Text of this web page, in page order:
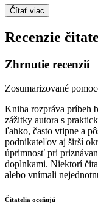
Čítať viac
Recenzie
Zhrnutie recenzií
Zosumarizované
Kniha rozpráva príbeh
zážitky autora s
ľahko, často vtipne a
podnikateľov aj širší
úprimnosť pri
doplnkami. Niektorí
alebo vnímali
Čitatelia oceňujú